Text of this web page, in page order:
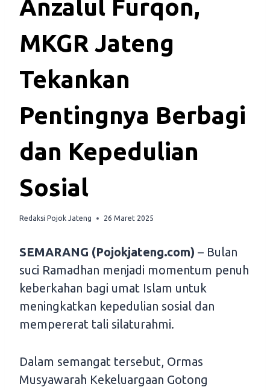
Anzalul Furqon,
MKGR Jateng
Tekankan
Pentingnya Berbagi
dan Kepedulian
Sosial
Redaksi Pojok Jateng 26 Maret 2025
SEMARANG (Pojokjateng.com) – Bulan
suci Ramadhan menjadi momentum penuh
keberkahan bagi umat Islam untuk
meningkatkan kepedulian sosial dan
mempererat tali silaturahmi.
Dalam semangat tersebut, Ormas
Musyawarah Kekeluargaan Gotong